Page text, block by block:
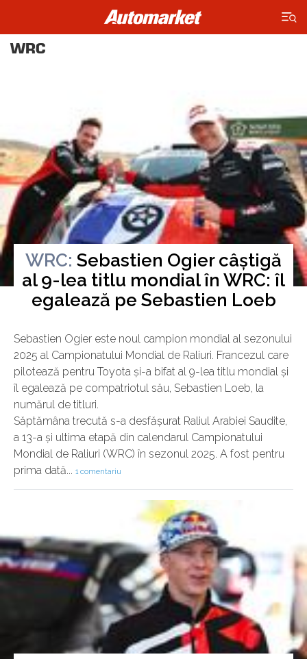
×
WRC
Miercuri, 03 Decembrie 2025
WRC: Sebastien Ogier câștigă
al 9-lea titlu mondial în WRC: îl
egalează pe Sebastien Loeb
Sebastien Ogier este noul campion mondial al sezonului
2025 al Campionatului Mondial de Raliuri. Francezul care
pilotează pentru Toyota și-a bifat al 9-lea titlu mondial și
îl egalează pe compatriotul său, Sebastien Loeb, la
numărul de titluri.
Săptămâna trecută s-a desfășurat Raliul Arabiei Saudite,
a 13-a și ultima etapă din calendarul Campionatului
Mondial de Raliuri (WRC) în sezonul 2025. A fost pentru
prima dată... 1 comentariu